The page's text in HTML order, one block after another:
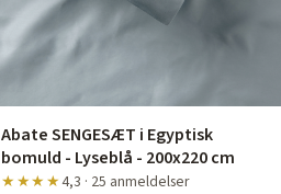
Abate SENGESÆT i Egyptisk
bomuld - Lyseblå - 200x220 cm
★★★★4,3 · 25 anmeldelser